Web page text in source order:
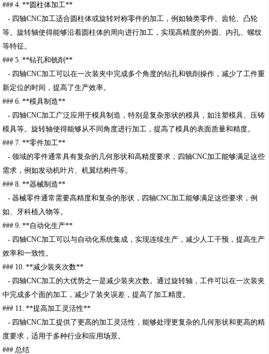
### 4. **圆柱体加工**
- 四轴CNC加工适合圆柱体或旋转对称零件的加工，例如轴类零件、齿轮、凸轮
等。旋转轴使得能够沿着圆柱体的周向进行加工，实现高精度的外圆、内孔、螺纹
等特征。
### 5. **钻孔和铣削**
- 四轴CNC加工可以在一次装夹中完成多个角度的钻孔和铣削操作，减少了工件重
新定位的时间，提高了生产效率。
### 6. **模具制造**
- 四轴CNC加工广泛应用于模具制造，特别是复杂形状的模具，如注塑模具、压铸
模具等。旋转轴使得能够从不同角度进行加工，提高了模具的表面质量和精度。
### 7. **零件加工**
- 领域的零件通常具有复杂的几何形状和高精度要求，四轴CNC加工能够满足这些
需求，例如发动机叶片、机翼结构件等。
### 8. **器械制造**
- 器械零件通常需要高精度和复杂的形状，四轴CNC加工能够满足这些要求，例
如、牙科植入物等。
### 9. **自动化生产**
- 四轴CNC加工可以与自动化系统集成，实现连续生产，减少人工干预，提高生产
效率和一致性。
### 10. **减少装夹次数**
- 四轴CNC加工的大优势之一是减少装夹次数。通过旋转轴，工件可以在一次装夹
中完成多个面的加工，减少了装夹误差，提高了加工精度。
### 11. **提高加工灵活性**
- 四轴CNC加工提供了更高的加工灵活性，能够处理更复杂的几何形状和更高的精
度要求，适用于多种行业和应用场景。
### 总结